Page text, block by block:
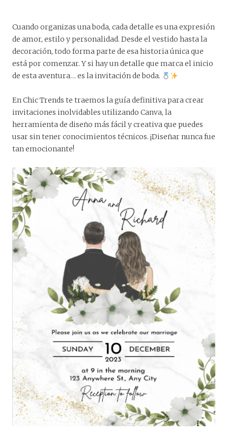
Cuando organizas una boda, cada detalle es una expresión
de amor, estilo y personalidad. Desde el vestido hasta la
decoración, todo forma parte de esa historia única que
está por comenzar. Y si hay un detalle que marca el inicio
de esta aventura… es la invitación de boda.
En Chic Trends te traemos la guía definitiva para crear
invitaciones inolvidables utilizando Canva, la
herramienta de diseño más fácil y creativa que puedes
usar sin tener conocimientos técnicos. ¡Diseñar nunca fue
tan emocionante!